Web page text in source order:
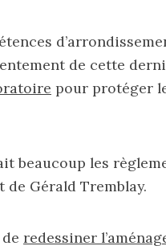
de cette
pour protéger
beaucoup les
de Gérald Tremblay.
redessiner